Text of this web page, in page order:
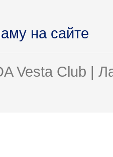
на сайте
Vesta Club |